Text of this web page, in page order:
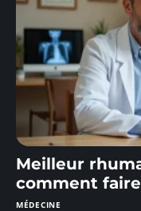
Meilleur
comment
MÉDECINE